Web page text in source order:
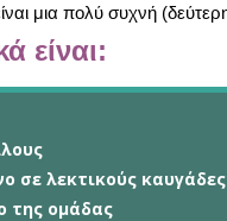
είναι μια πολύ συχνή
είναι:
σε λεκτικούς καυγάδες
της ομάδας